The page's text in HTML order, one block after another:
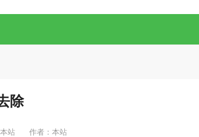
除
站 作者：本站